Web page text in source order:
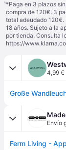
¹*Paga en 3 plazos
compra de 120€: 3
total adeudado 120€.
18 años. Sujeto a la
por tienda. Consulta
https://
4,99 €
Envío